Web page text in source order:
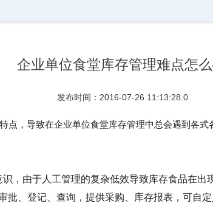
企业单位食堂库存管理难点怎么
发布时间：2016-07-26 11:13:28.0
点，导致在企业单位食堂库存管理中总会遇到各
，由于人工管理的复杂低效导致库存食品在
批、登记、查询，提供采购、库存报表，可自